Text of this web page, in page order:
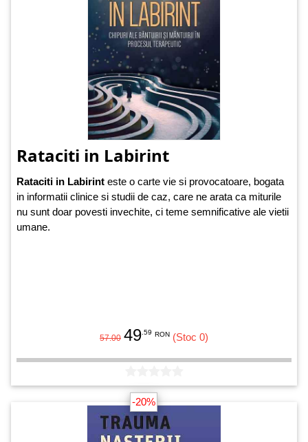
Rataciti in Labirint
Rataciti in Labirint este o carte vie si provocatoare, bogata
in informatii clinice si studii de caz, care ne arata ca miturile
nu sunt doar povesti invechite, ci teme semnificative ale vietii
umane.
57.00 49 .59 RON (Stoc 0)
-20%